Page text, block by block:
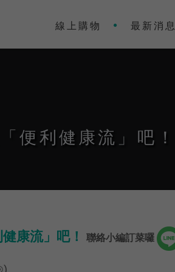
線上購物 最新消息
便利健康流」吧！
康流」吧！ 聯絡小編訂菜囉